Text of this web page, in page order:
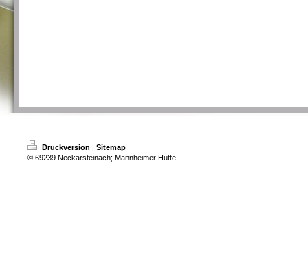
Druckversion | Sitemap
© 69239 Neckarsteinach; Mannheimer Hütte